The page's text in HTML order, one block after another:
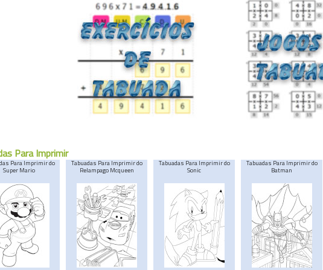
Para Imprimir
Para Imprimir do
Super Mario
Tabuadas Para Imprimir do
Relampago Mcqueen
Tabuadas Para Imprimir do
Sonic
Tabuadas Para Imprimir do
Batman